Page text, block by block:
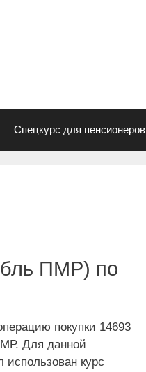
Спецкурс для пенсионеров
ПМР) по
покупки 14693
Для данной
использован курс